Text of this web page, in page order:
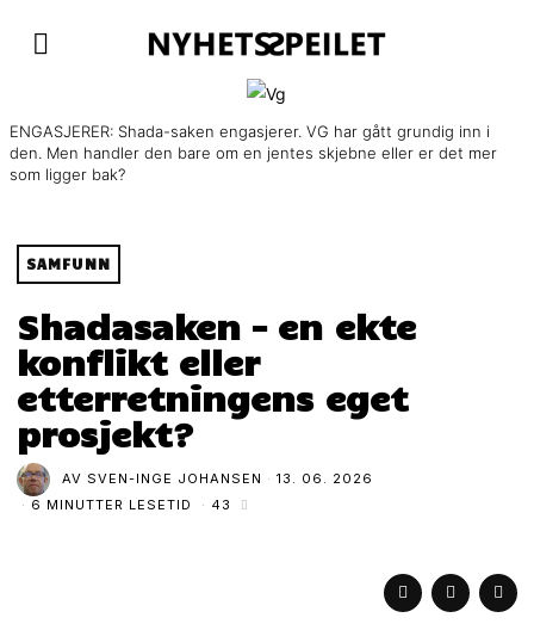
ENGASJERER: Shada-saken engasjerer. VG har gått grundig inn i
den. Men handler den bare om en jentes skjebne eller er det mer
som ligger bak?
SAMFUNN
Shadasaken – en ekte
konflikt eller
etterretningens eget
prosjekt?
AV SVEN-INGE JOHANSEN
13. 06. 2026
6 MINUTTER LESETID
43